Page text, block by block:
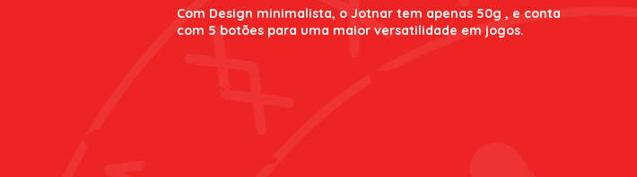
Com Design minimalista, o Jotnar tem apenas 50g , e conta
com 5 botões para uma maior versatilidade em jogos.